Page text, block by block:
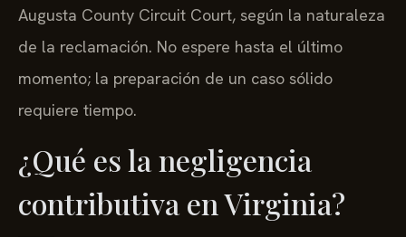
Augusta County Circuit Court, según la naturaleza
de la reclamación. No espere hasta el último
momento; la preparación de un caso sólido
requiere tiempo.
¿Qué es la negligencia
contributiva en Virginia?